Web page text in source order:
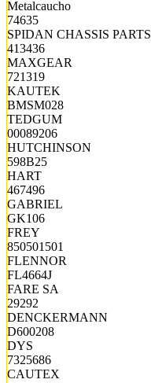
Metalcaucho
74635
SPIDAN CHASSIS PARTS
413436
MAXGEAR
721319
KAUTEK
BMSM028
TEDGUM
00089206
HUTCHINSON
598B25
HART
467496
GABRIEL
GK106
FREY
850501501
FLENNOR
FL4664J
FARE SA
29292
DENCKERMANN
D600208
DYS
7325686
CAUTEX